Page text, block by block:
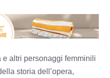
e altri personaggi femminili
storia dell’opera,